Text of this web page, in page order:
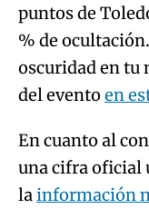
puntos de
% de
oscuridad en tu
del evento en
En cuanto al
una cifra oficial
lainformación